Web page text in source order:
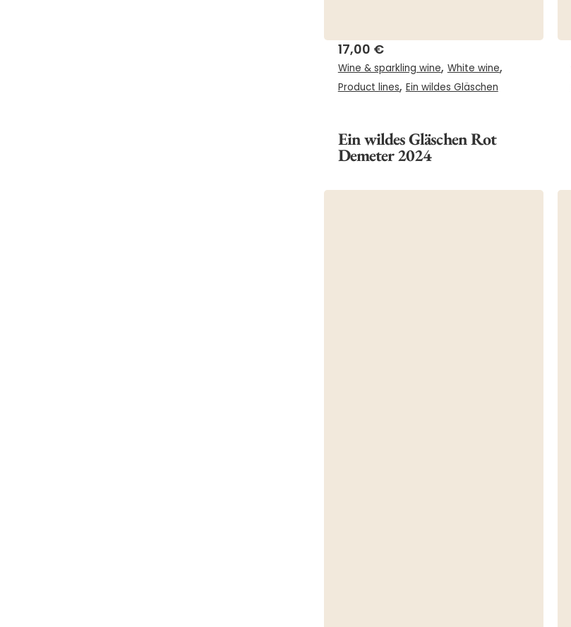
17,00 €
Wine & sparkling wine, White wine,
Product lines, Ein wildes Gläschen
Ein wildes Gläschen Rot
Demeter 2024